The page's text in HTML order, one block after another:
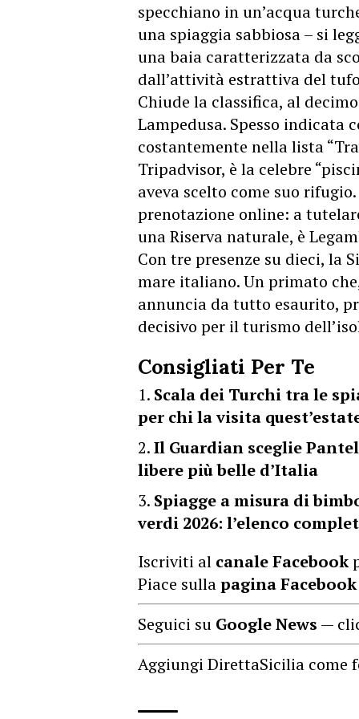
specchiano in un’acqua
una spiaggia sabbiosa – si
una baia caratterizzata da
dall’attività estrattiva del
Chiude la classifica, al
Lampedusa. Spesso indicata
costantemente nella lista
Tripadvisor, è la celebre
aveva scelto come suo
prenotazione online: a
una Riserva naturale, è
Con tre presenze su dieci, la
mare italiano. Un primato
annuncia da tutto esaurito,
decisivo per il turismo
Consigliati Per Te
Scala dei Turchi tra le
per chi la visita
Il Guardian sceglie
libere più belle d’Italia
Spiagge a misura di
verdi 2026: l’elenco
Iscriviti al canale Facebook
Piace sullapagina Facebook
Seguici su Google News —
Aggiungi DirettaSicilia come